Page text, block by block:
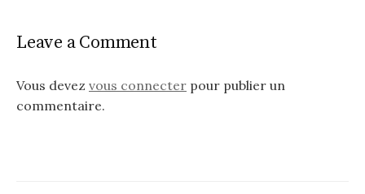
Leave a Comment
Vous devez vous connecter pour publier un
commentaire.